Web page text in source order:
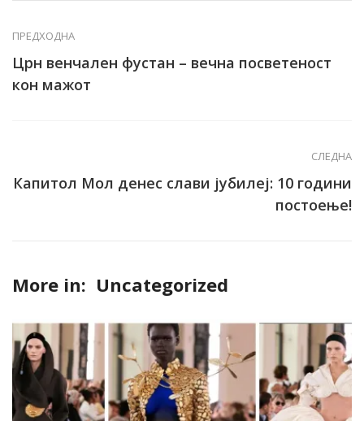
ПРЕДХОДНА
Црн венчален фустан – вечна посветеност
кон мажот
СЛЕДНА
Капитол Мол денес слави јубилеј: 10 години
постоење!
More in: Uncategorized